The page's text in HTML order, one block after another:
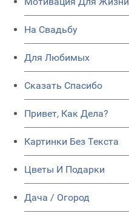
На Свадьбу
Для Любимых
Сказать Спасибо
Привет, Как Дела?
Картинки Без Текста
Цветы И Подарки
Дача / Огород